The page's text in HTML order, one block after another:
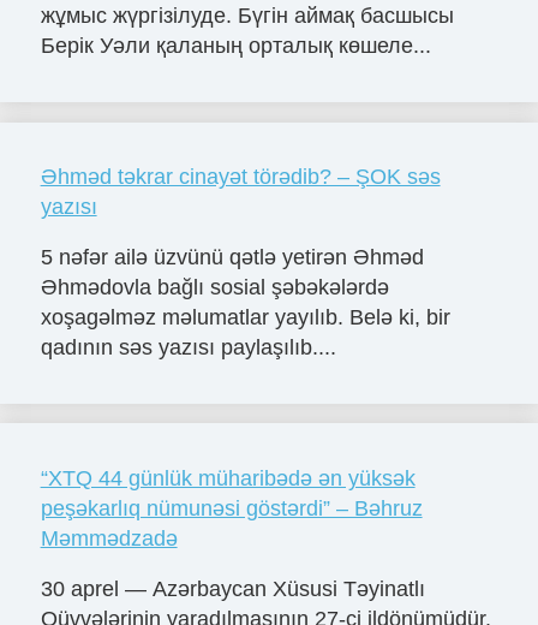
жұмыс жүргізілуде. Бүгін аймақ басшысы
Берік Уәли қаланың орталық көшеле...
Əhməd təkrar cinayət törədib? – ŞOK səs
yazısı
5 nəfər ailə üzvünü qətlə yetirən Əhməd
Əhmədovla bağlı sosial şəbəkələrdə
xoşagəlməz məlumatlar yayılıb. Belə ki, bir
qadının səs yazısı paylaşılıb....
“XTQ 44 günlük müharibədə ən yüksək
peşəkarlıq nümunəsi göstərdi” – Bəhruz
Məmmədzadə
30 aprel — Azərbaycan Xüsusi Təyinatlı
Qüvvələrinin yaradılmasının 27-ci ildönümüdür.